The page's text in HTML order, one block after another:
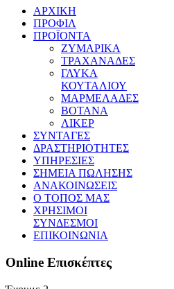
ΑΡΧΙΚΗ
ΠΡΟΦΙΛ
ΠΡΟΪΟΝΤΑ
ΖΥΜΑΡΙΚΑ
ΤΡΑΧΑΝΑΔΕΣ
ΓΛΥΚΑ
ΚΟΥΤΑΛΙΟΥ
ΜΑΡΜΕΛΑΔΕΣ
ΒΟΤΑΝΑ
ΛΙΚΕΡ
ΣΥΝΤΑΓΕΣ
ΔΡΑΣΤΗΡΙΟΤΗΤΕΣ
ΥΠΗΡΕΣΙΕΣ
ΣΗΜΕΙΑ ΠΩΛΗΣΗΣ
ΑΝΑΚΟΙΝΩΣΕΙΣ
Ο ΤΟΠΟΣ ΜΑΣ
ΧΡΗΣΙΜΟΙ
ΣΥΝΔΕΣΜΟΙ
ΕΠΙΚΟΙΝΩΝΙΑ
Online Επισκέπτες